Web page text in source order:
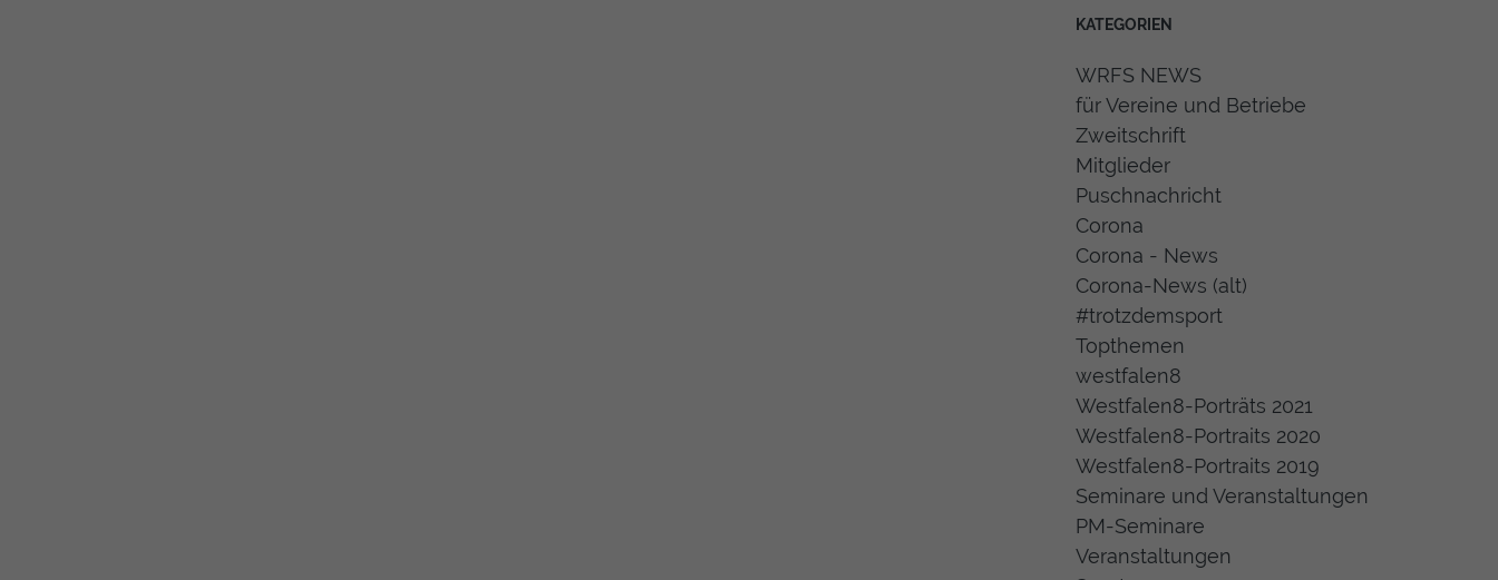
KATEGORIEN
WRFS NEWS
für Vereine und Betriebe
Zweitschrift
Mitglieder
Puschnachricht
Corona
Corona - News
Corona-News (alt)
#trotzdemsport
Topthemen
westfalen8
Westfalen8-Porträts 2021
Westfalen8-Portraits 2020
Westfalen8-Portraits 2019
Seminare und Veranstaltungen
PM-Seminare
Veranstaltungen